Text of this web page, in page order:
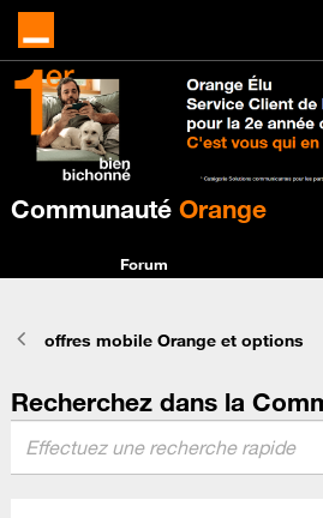
Communauté Orange
Forum
offres mobile Orange et options
Recherchez dans la